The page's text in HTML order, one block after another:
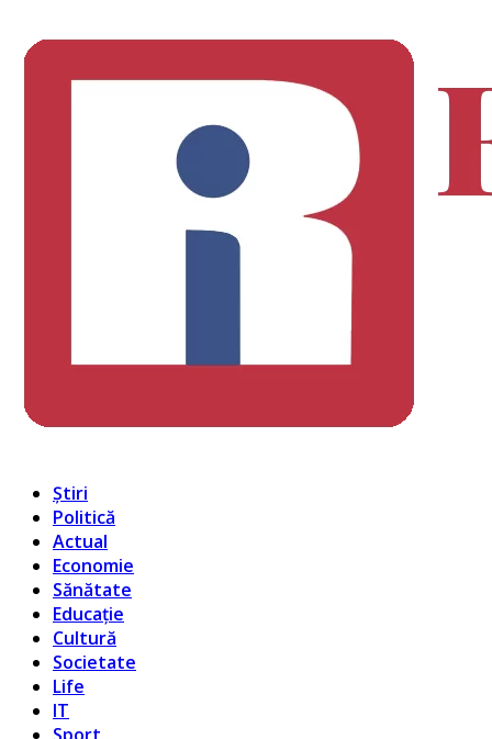
Știri
Politică
Actual
Economie
Sănătate
Educație
Cultură
Societate
Life
IT